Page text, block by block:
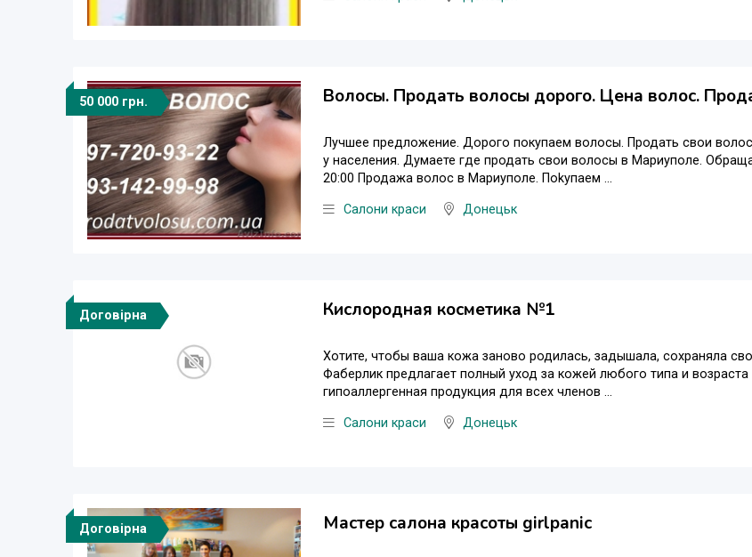
50 000 грн. Волосы. Продать волосы дорого. Цена волос.
Лучшее предложение. Дорого покупаем волосы. Продать свои
у населения. Думаете где продать свои волосы в Мариуполе.
20:00 Продажа волос в Мариуполе. Пokупаем ...
Салони краси Донецьк
Договірна Кислородная косметика №1
Хотите, чтобы ваша кожа заново родилась, задышала, сохраняла
Фаберлик предлагает полный уход за кожей любого типа и
гипоаллергенная продукция для всех членов ...
Салони краси Донецьк
Договірна Мастер салона красоты girlpanic